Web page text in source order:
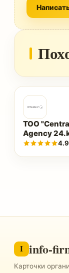
ТОО
Agency
4.9
I info-
Карточки